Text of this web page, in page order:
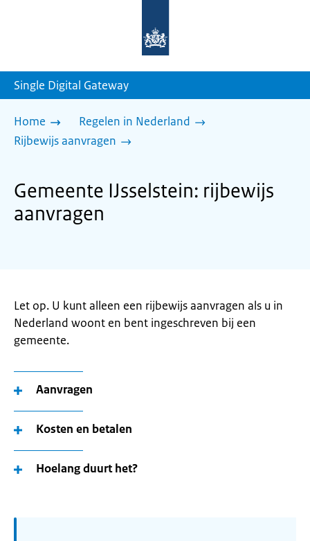
homepage
Single Digital Gateway
Home
Regelen in Nederland
Rijbewijs aanvragen
Gemeente IJsselstein: rijbewijs
aanvragen
Let op. U kunt alleen een rijbewijs aanvragen als u in
Nederland woont en bent ingeschreven bij een
gemeente.
Aanvragen
Kosten en betalen
Hoelang duurt het?